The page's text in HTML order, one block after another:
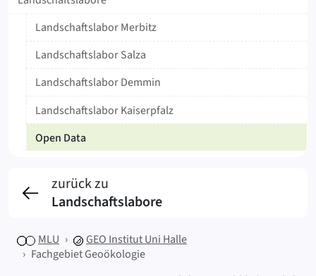
Landschaftslabor Merbitz
Landschaftslabor Salza
Landschaftslabor Demmin
Landschaftslabor Kaiserpfalz
Open Data
zurück zu
Landschaftslabore
MLU GEOInstitut Uni Halle
Fachgebiet Geoökologie